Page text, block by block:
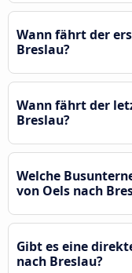
Wann fährt der
Breslau?
Wann fährt der
Breslau?
Welche
von Oels nach
Gibt es eine
nach Breslau?